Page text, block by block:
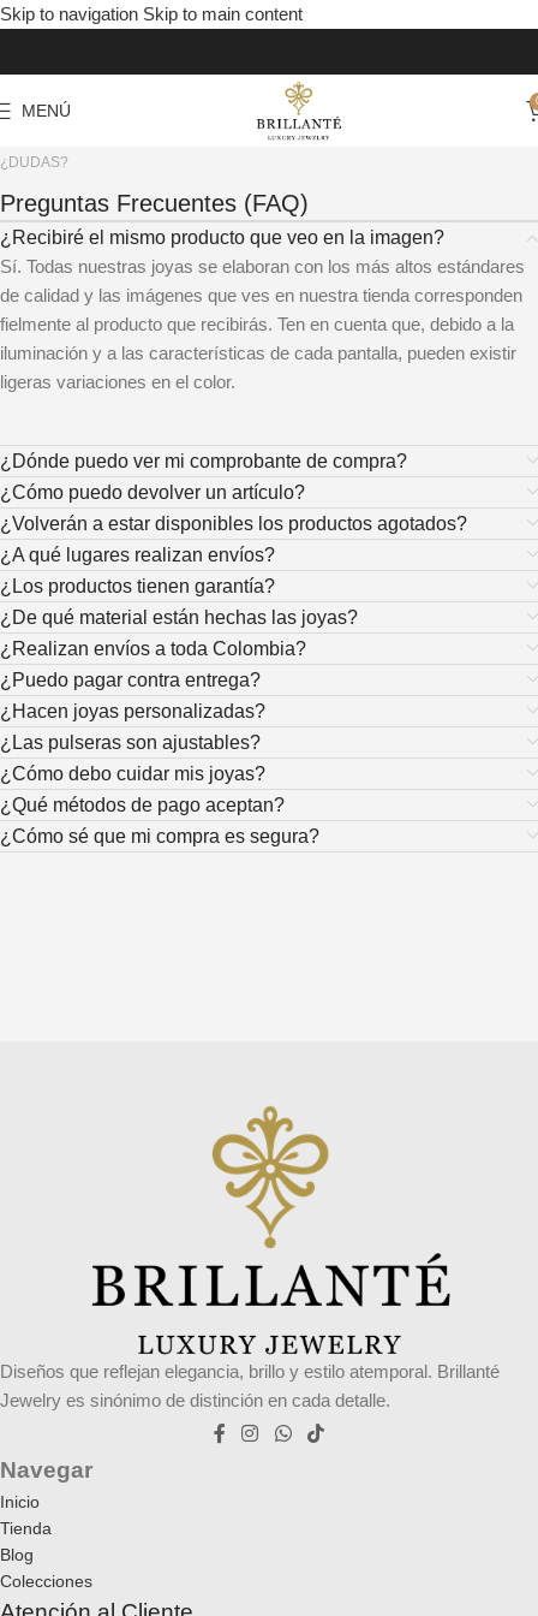
Skip to navigation Skip to main content
MENÚ
¿DUDAS?
Preguntas Frecuentes (FAQ)
¿Recibiré el mismo producto que veo en la imagen?
Sí. Todas nuestras joyas se elaboran con los más altos estándares
de calidad y las imágenes que ves en nuestra tienda corresponden
fielmente al producto que recibirás. Ten en cuenta que, debido a la
iluminación y a las características de cada pantalla, pueden existir
ligeras variaciones en el color.
¿Dónde puedo ver mi comprobante de compra?
¿Cómo puedo devolver un artículo?
¿Volverán a estar disponibles los productos agotados?
¿A qué lugares realizan envíos?
¿Los productos tienen garantía?
¿De qué material están hechas las joyas?
¿Realizan envíos a toda Colombia?
¿Puedo pagar contra entrega?
¿Hacen joyas personalizadas?
¿Las pulseras son ajustables?
¿Cómo debo cuidar mis joyas?
¿Qué métodos de pago aceptan?
¿Cómo sé que mi compra es segura?
Diseños que reflejan elegancia, brillo y estilo atemporal. Brillanté
Jewelry es sinónimo de distinción en cada detalle.
Navegar
Inicio
Tienda
Blog
Colecciones